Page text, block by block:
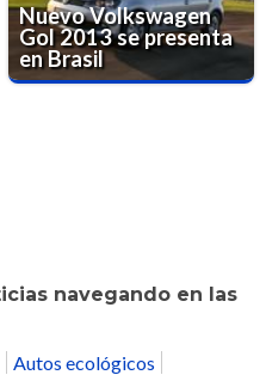
Nuevo Volkswagen
Gol 2013 se presenta
en Brasil
navegando en las
Autos ecológicos